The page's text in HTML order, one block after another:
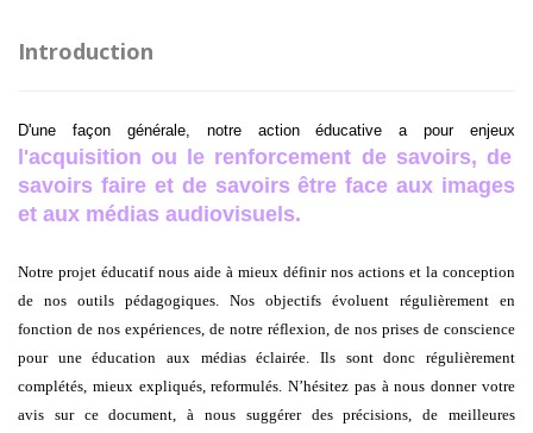
Introduction
D'une façon générale, notre action éducative a pour enjeux
l'acquisition ou le renforcement de savoirs, de
savoirs faire et de savoirs être face aux images
et aux médias audiovisuels.
Notre projet éducatif nous aide à mieux définir nos actions et la conception
de nos outils pédagogiques. Nos objectifs évoluent régulièrement en
fonction de nos expériences, de notre réflexion, de nos prises de conscience
pour une éducation aux médias éclairée. Ils sont donc régulièrement
complétés, mieux expliqués, reformulés. N’hésitez pas à nous donner votre
avis sur ce document, à nous suggérer des précisions, de meilleures